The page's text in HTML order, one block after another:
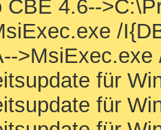
CBE 4.6--
/
für
für